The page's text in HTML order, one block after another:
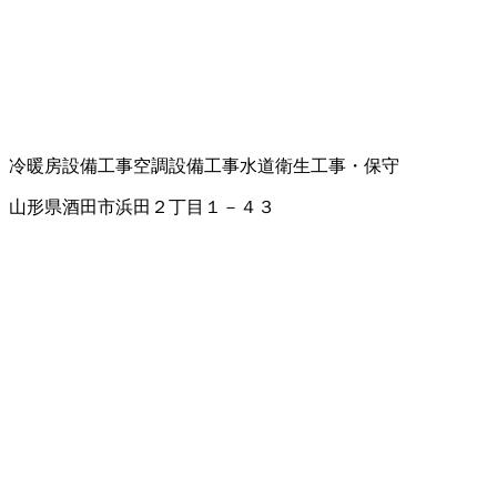
冷暖房設備工事空調設備工事水道衛生工事・保守
山形県酒田市浜田２丁目１－４３